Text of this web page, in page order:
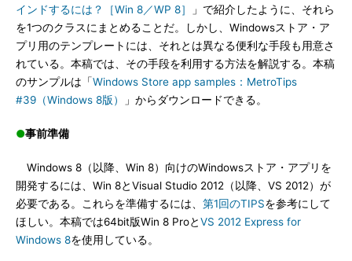
インドするには？［Win 8／WP 8］
」で紹介したように、それら
を1つのクラスにまとめることだ。しかし、Windowsストア・ア
プリ用のテンプレートには、それとは異なる便利な手段も用意さ
れている。本稿では、その手段を利用する方法を解説する。本稿
のサンプルは「Windows Store app samples：MetroTips
#39（Windows 8版）
」からダウンロードできる。
●事前準備
Windows 8（以降、Win 8）向けのWindowsストア・アプリを
開発するには、Win 8とVisual Studio 2012（以降、VS 2012）が
必要である。これらを準備するには、 第1回のTIPSを参考にして
ほしい。本稿では64bit版Win 8 ProとVS 2012 Express for
Windows 8を使用している。